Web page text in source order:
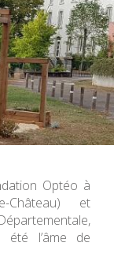
Optéo à
Château) et
été l’âme de